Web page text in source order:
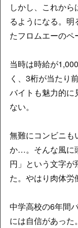
しかし、これか
るようになる。
たフロムエーのペ
当時は時給が
く、3桁が当たり
バイトも魅力的に
ない。
無難にコンビニも
か…。そんな風に
円」という文字が
た。やはり肉体労
中学高校の6年間
には自信があった